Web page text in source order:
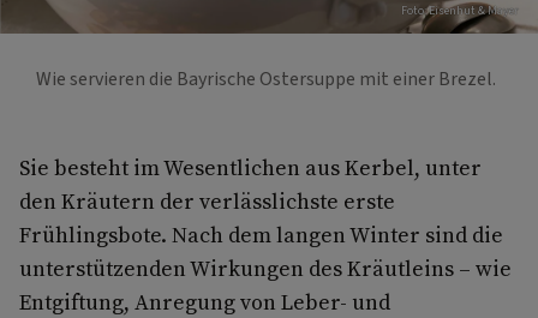
Foto: Eisenhut & Mayer
Wie servieren die Bayrische Ostersuppe mit einer Brezel.
Sie besteht im Wesentlichen aus Kerbel, unter
den Kräutern der verlässlichste erste
Frühlingsbote. Nach dem langen Winter sind die
unterstützenden Wirkungen des Kräutleins – wie
Entgiftung, Anregung von Leber- und